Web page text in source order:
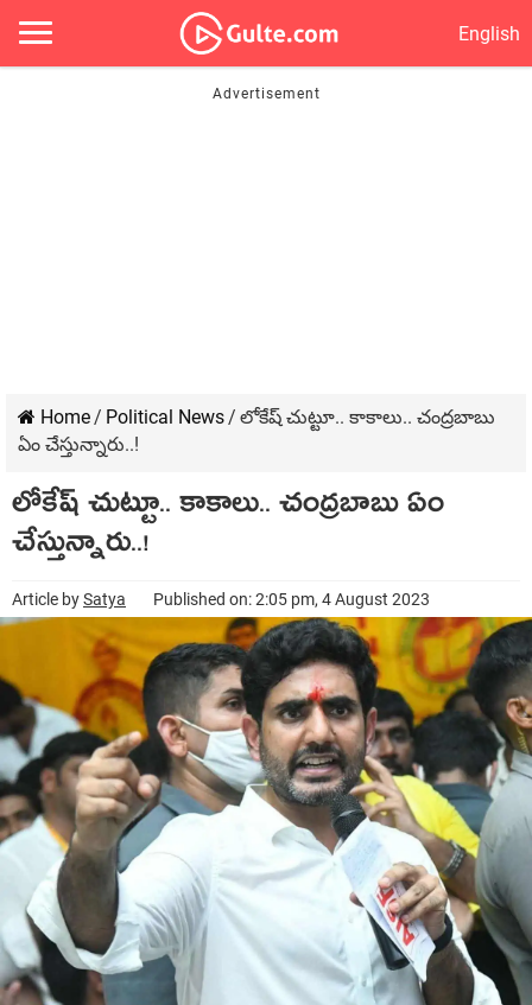
English
Home/ Political News/ లోకేష్ చుట్టూ.. కాకాలు.. చంద్ర‌బాబు
ఏం చేస్తున్నారు..!
లోకేష్ చుట్టూ.. కాకాలు.. చంద్ర‌బాబు ఏం
చేస్తున్నారు..!
Article bySatya Published on: 2:05 pm, 4 August 2023